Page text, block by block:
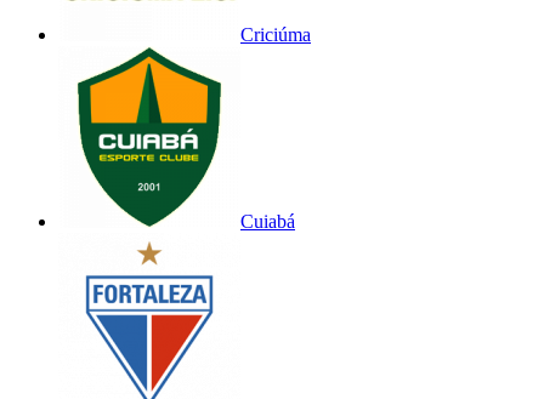
Criciúma
Cuiabá